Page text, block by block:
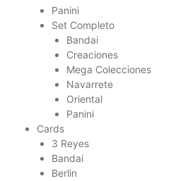
Panini
Set Completo
Bandai
Creaciones
Mega Colecciones
Navarrete
Oriental
Panini
Cards
3 Reyes
Bandai
Berlin